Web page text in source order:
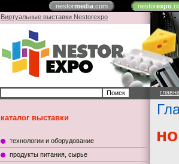
nestormedia.com nestorexpo
Виртуальные выставки Nestorexpo
каталог выставки
технологии и оборудование
продукты питания, сырье